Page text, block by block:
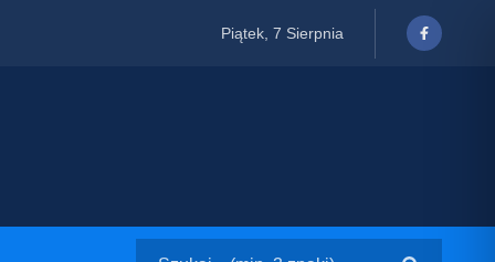
Piątek, 7 Sierpnia